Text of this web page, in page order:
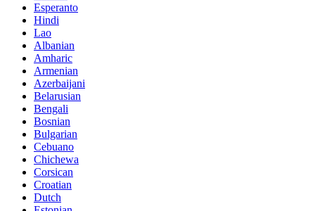
Esperanto
Hindi
Lao
Albanian
Amharic
Armenian
Azerbaijani
Belarusian
Bengali
Bosnian
Bulgarian
Cebuano
Chichewa
Corsican
Croatian
Dutch